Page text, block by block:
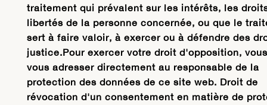
traitement qui prévalent sur les intérêts, les
libertés de la personne concernée, ou que le
sert à faire valoir, à exercer ou à défendre des
justice.Pour exercer votre droit d'opposition,
vous adresser directement au responsable de la
protection des données de ce site web. Droit de
révocation d'un consentement en matière de